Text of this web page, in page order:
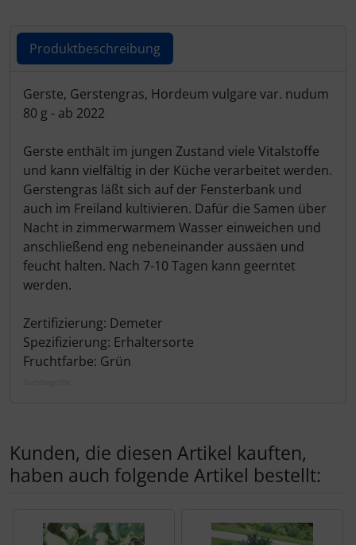
Produktbeschreibung
Produktbeschreibung
Gerste, Gerstengras, Hordeum vulgare var. nudum
80 g - ab 2022
Gerste enthält im jungen Zustand viele Vitalstoffe
und kann vielfältig in der Küche verarbeitet werden.
Gerstengras läßt sich auf der Fensterbank und
auch im Freiland kultivieren. Dafür die Samen über
Nacht in zimmerwarmem Wasser einweichen und
anschließend eng nebeneinander aussäen und
feucht halten. Nach 7-10 Tagen kann geerntet
werden.
Zertifizierung: Demeter
Spezifizierung: Erhaltersorte
Fruchtfarbe: Grün
Kunden, die diesen Artikel kauften,
haben auch folgende Artikel bestellt: